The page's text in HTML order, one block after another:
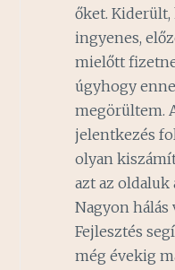
őket.
ingyenes,
mielőtt
úgyhogy
megörültem.
jelentkezés
olyan
azt az oldaluk
Nagyon hálás
Fejlesztés
még évekig